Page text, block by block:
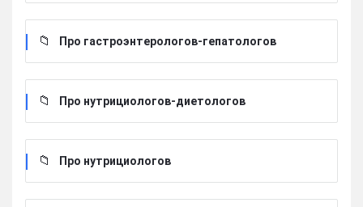
Про гастроэнтерологов-гепатологов
Про нутрициологов-диетологов
Про нутрициологов